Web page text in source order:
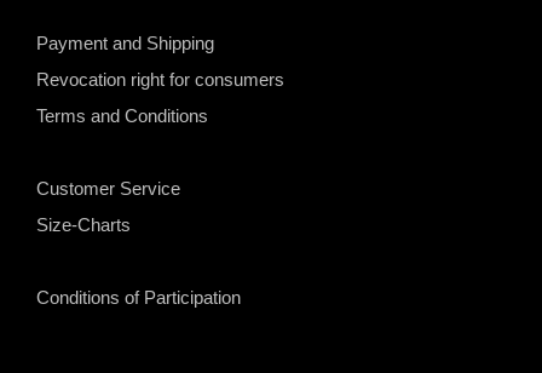
Payment and Shipping
Revocation right for consumers
Terms and Conditions
Customer Service
Size-Charts
Conditions of Participation